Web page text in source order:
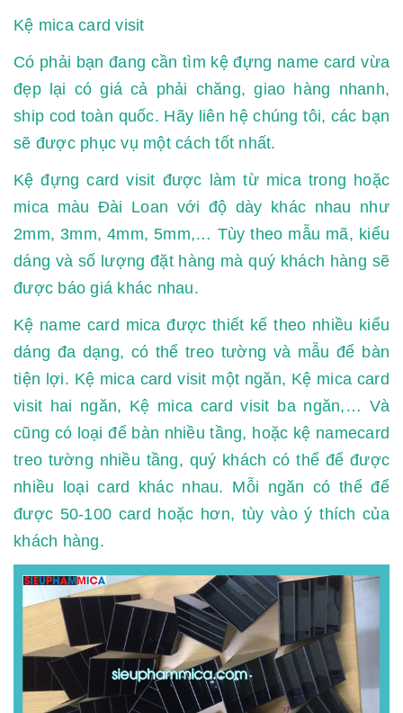
Kệ mica card visit
Có phải bạn đang cần tìm kệ đựng name card vừa
đẹp lại có giá cả phải chăng, giao hàng nhanh,
ship cod toàn quốc. Hãy liên hệ chúng tôi, các bạn
sẽ được phục vụ một cách tốt nhất.
Kệ đựng card visit được làm từ mica trong hoặc
mica màu Đài Loan với độ dày khác nhau như
2mm, 3mm, 4mm, 5mm,… Tùy theo mẫu mã, kiểu
dáng và số lượng đặt hàng mà quý khách hàng sẽ
được báo giá khác nhau.
Kệ name card mica được thiết kế theo nhiều kiểu
dáng đa dạng, có thể treo tường và mẫu để bàn
tiện lợi. Kệ mica card visit một ngăn, Kệ mica card
visit hai ngăn, Kệ mica card visit ba ngăn,… Và
cũng có loại để bàn nhiều tầng, hoặc kệ namecard
treo tường nhiều tầng, quý khách có thể để được
nhiều loại card khác nhau. Mỗi ngăn có thể để
được 50-100 card hoặc hơn, tùy vào ý thích của
khách hàng.